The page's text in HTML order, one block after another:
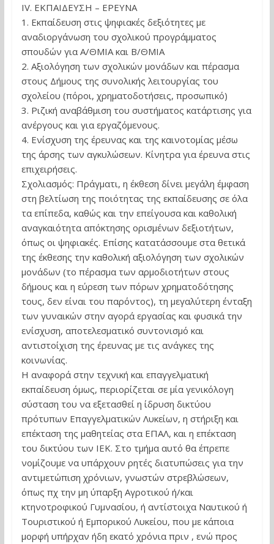
ΙV. ΕΚΠΑΙΔΕΥΣΗ – ΕΡΕΥΝΑ
1. Εκπαίδευση στις ψηφιακές δεξιότητες με
αναδιοργάνωση του σχολικού προγράμματος
σπουδών για Α/ΘΜΙΑ και Β/ΘΜΙΑ
2. Αξιολόγηση των σχολικών μονάδων και πέρασμα
στους Δήμους της συνολικής λειτουργίας του
σχολείου (πόροι, χρηματοδοτήσεις, προσωπικό)
3. Ριζική αναβάθμιση του συστήματος κατάρτισης για
ανέργους και για εργαζόμενους.
4. Ενίσχυση της έρευνας και της καινοτομίας μέσω
της άρσης των αγκυλώσεων. Κίνητρα για έρευνα στις
επιχειρήσεις.
Σχολιασμός: Πράγματι, η έκθεση δίνει μεγάλη έμφαση
στη βελτίωση της ποιότητας της εκπαίδευσης σε όλα
τα επίπεδα, καθώς και την επείγουσα και καθολική
αναγκαιότητα απόκτησης ορισμένων δεξιοτήτων,
όπως οι ψηφιακές. Επίσης κατατάσσουμε στα θετικά
της έκθεσης την καθολική αξιολόγηση των σχολικών
μονάδων (το πέρασμα των αρμοδιοτήτων στους
δήμους και η εύρεση των πόρων χρηματοδότησης
τους, δεν είναι του παρόντος), τη μεγαλύτερη ένταξη
των γυναικών στην αγορά εργασίας και φυσικά την
ενίσχυση, αποτελεσματικό συντονισμό και
αντιστοίχιση της έρευνας με τις ανάγκες της
κοινωνίας.
Η αναφορά στην τεχνική και επαγγελματική
εκπαίδευση όμως, περιορίζεται σε μία γενικόλογη
σύσταση του να εξετασθεί η ίδρυση δικτύου
πρότυπων Επαγγελματικών Λυκείων, η στήριξη και
επέκταση της μαθητείας στα ΕΠΑΛ, και η επέκταση
του δικτύου των ΙΕΚ. Στο τμήμα αυτό θα έπρεπε
νομίζουμε να υπάρχουν ρητές διατυπώσεις για την
αντιμετώπιση χρόνιων, γνωστών στρεβλώσεων,
όπως πχ την μη ύπαρξη Αγροτικού ή/και
κτηνοτροφικού Γυμνασίου, ή αντίστοιχα Ναυτικού ή
Τουριστικού ή Εμπορικού Λυκείου, που με κάποια
μορφή υπήρχαν ήδη εκατό χρόνια πριν , ενώ προς